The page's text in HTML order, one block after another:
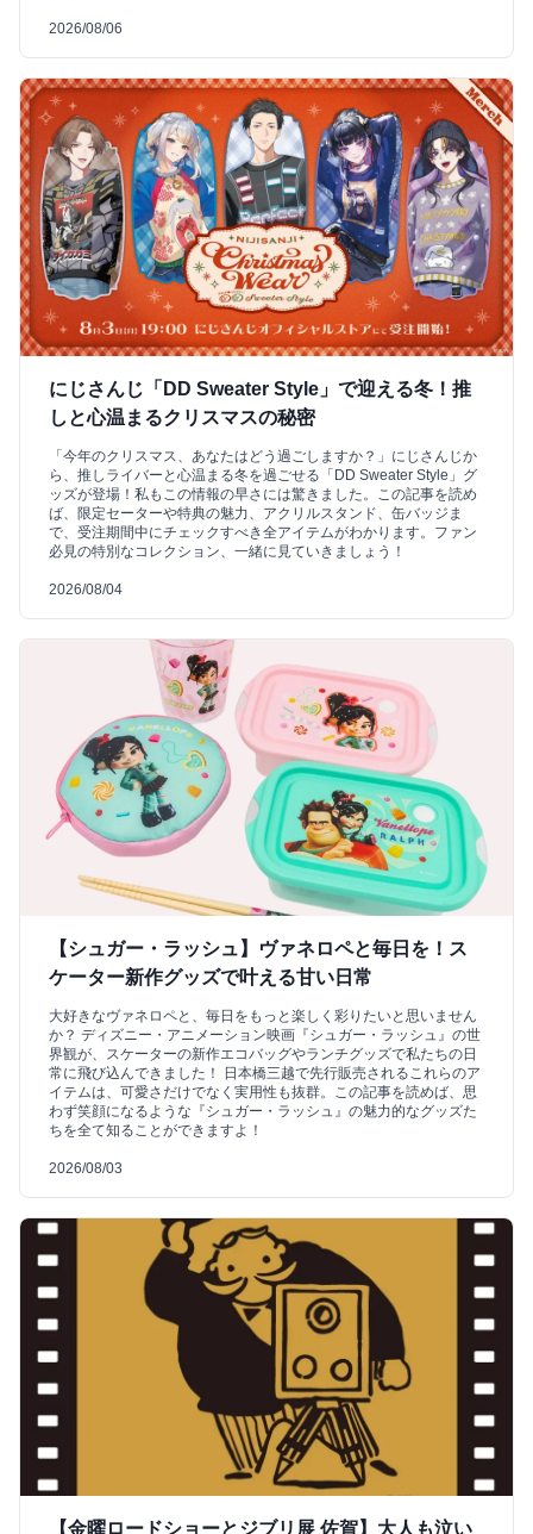
2026/08/06
にじさんじ「DD Sweater Style」で迎える冬！推
しと心温まるクリスマスの秘密
「今年のクリスマス、あなたはどう過ごしますか？」にじさんじか
ら、推しライバーと心温まる冬を過ごせる「DD Sweater Style」グ
ッズが登場！私もこの情報の早さには驚きました。この記事を読め
ば、限定セーターや特典の魅力、アクリルスタンド、缶バッジま
で、受注期間中にチェックすべき全アイテムがわかります。ファン
必見の特別なコレクション、一緒に見ていきましょう！
2026/08/04
【シュガー・ラッシュ】ヴァネロペと毎日を！ス
ケーター新作グッズで叶える甘い日常
大好きなヴァネロペと、毎日をもっと楽しく彩りたいと思いません
か？ ディズニー・アニメーション映画『シュガー・ラッシュ』の世
界観が、スケーターの新作エコバッグやランチグッズで私たちの日
常に飛び込んできました！ 日本橋三越で先行販売されるこれらのア
イテムは、可愛さだけでなく実用性も抜群。この記事を読めば、思
わず笑顔になるような『シュガー・ラッシュ』の魅力的なグッズた
ちを全て知ることができますよ！
2026/08/03
【金曜ロードショーとジブリ展 佐賀】大人も泣い